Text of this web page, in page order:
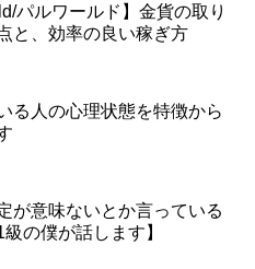
パルワールド】金貨の取り
と、効率の良い稼ぎ方
る人の心理状態を特徴から
が意味ないとか言っている
級の僕が話します】